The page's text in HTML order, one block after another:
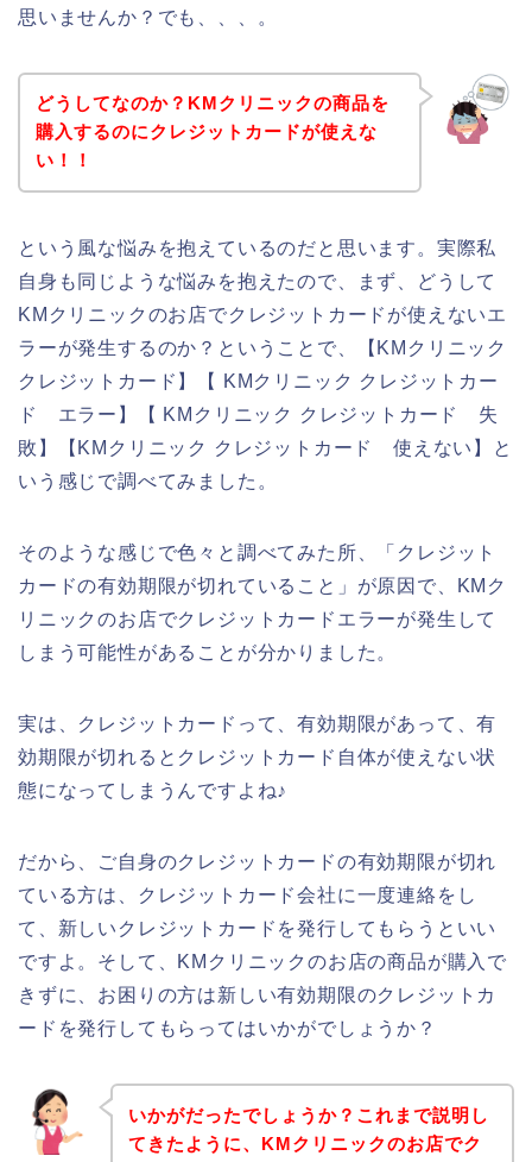
思いませんか？でも、、、。
どうしてなのか？KMクリニックの商品を
購入するのにクレジットカードが使えな
い！！
という風な悩みを抱えているのだと思います。実際私
自身も同じような悩みを抱えたので、まず、どうして
KMクリニックのお店でクレジットカードが使えないエ
ラーが発生するのか？ということで、【KMクリニック
クレジットカード】【 KMクリニック クレジットカー
ド エラー】【 KMクリニック クレジットカード 失
敗】【KMクリニック クレジットカード 使えない】と
いう感じで調べてみました。
そのような感じで色々と調べてみた所、「クレジット
カードの有効期限が切れていること」が原因で、KMク
リニックのお店でクレジットカードエラーが発生して
しまう可能性があることが分かりました。
実は、クレジットカードって、有効期限があって、有
効期限が切れるとクレジットカード自体が使えない状
態になってしまうんですよね♪
だから、ご自身のクレジットカードの有効期限が切れ
ている方は、クレジットカード会社に一度連絡をし
て、新しいクレジットカードを発行してもらうといい
ですよ。そして、KMクリニックのお店の商品が購入で
きずに、お困りの方は新しい有効期限のクレジットカ
ードを発行してもらってはいかがでしょうか？
いかがだったでしょうか？これまで説明し
てきたように、KMクリニックのお店でク